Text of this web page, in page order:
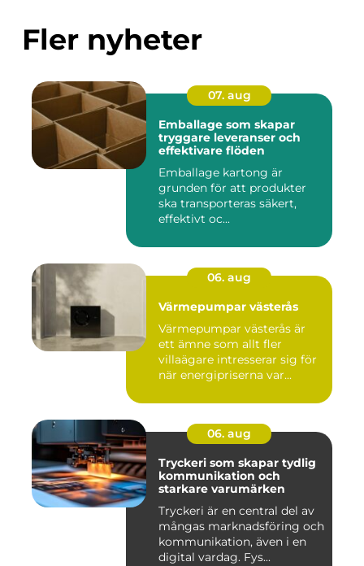
Fler nyheter
07. aug
Emballage som skapar
tryggare leveranser och
effektivare flöden
Emballage kartong är
grunden för att produkter
ska transporteras säkert,
effektivt oc...
06. aug
Värmepumpar västerås
Värmepumpar västerås är
ett ämne som allt fler
villaägare intresserar sig för
när energipriserna var...
06. aug
Tryckeri som skapar tydlig
kommunikation och
starkare varumärken
Tryckeri är en central del av
mångas marknadsföring och
kommunikation, även i en
digital vardag. Fys...